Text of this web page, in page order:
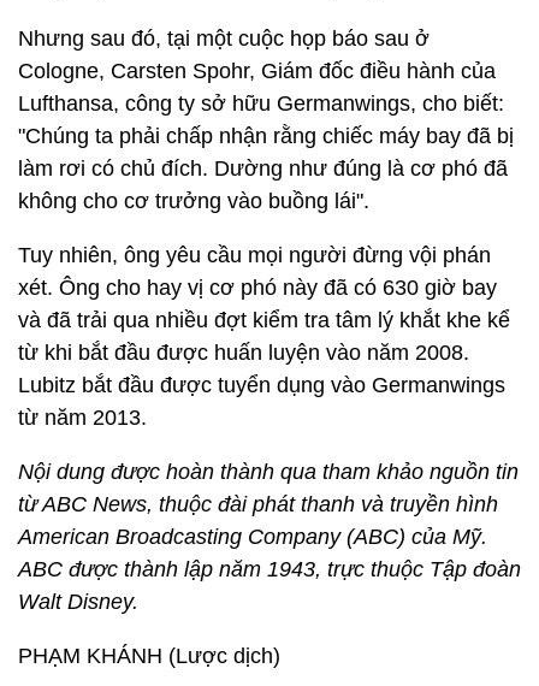
Nhưng sau đó, tại một cuộc họp báo sau ở
Cologne, Carsten Spohr, Giám đốc điều hành của
Lufthansa, công ty sở hữu Germanwings, cho biết:
"Chúng ta phải chấp nhận rằng chiếc máy bay đã bị
làm rơi có chủ đích. Dường như đúng là cơ phó đã
không cho cơ trưởng vào buồng lái".
Tuy nhiên, ông yêu cầu mọi người đừng vội phán
xét. Ông cho hay vị cơ phó này đã có 630 giờ bay
và đã trải qua nhiều đợt kiểm tra tâm lý khắt khe kể
từ khi bắt đầu được huấn luyện vào năm 2008.
Lubitz bắt đầu được tuyển dụng vào Germanwings
từ năm 2013.
Nội dung được hoàn thành qua tham khảo nguồn tin
từ ABC News, thuộc đài phát thanh và truyền hình
American Broadcasting Company (ABC) của Mỹ.
ABC được thành lập năm 1943, trực thuộc Tập đoàn
Walt Disney.
PHẠM KHÁNH (Lược dịch)